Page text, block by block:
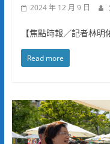
2024 年 12 月 9 日
【焦點時報／記者林
Read more